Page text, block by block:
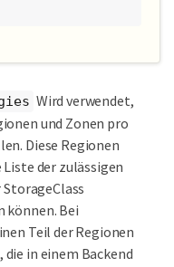
Wird verwendet,
und Zonen pro
Diese Regionen
der zulässigen
Bei
Teil der Regionen
in einem Backend